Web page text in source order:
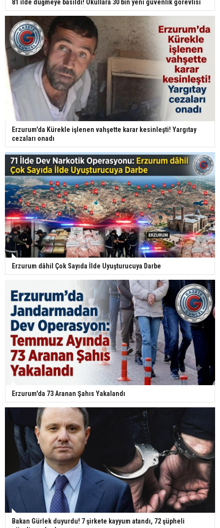
81 ilde düğmeye basıldı! Okullara 30 bin yeni güvenlik görevlisi
Erzurum'da Kürekle işlenen vahşette karar kesinleşti! Yargıtay
cezaları onadı
Erzurum dâhil Çok Sayıda İlde Uyuşturucuya Darbe
Erzurum'da 73 Aranan Şahıs Yakalandı
Bakan Gürlek duyurdu! 7 şirkete kayyum atandı, 72 şüpheli